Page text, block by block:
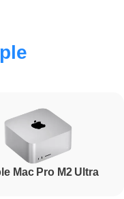
Mac Pro M2 Ultra